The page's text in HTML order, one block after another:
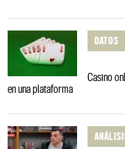
DATOS
Casino
en una plataforma